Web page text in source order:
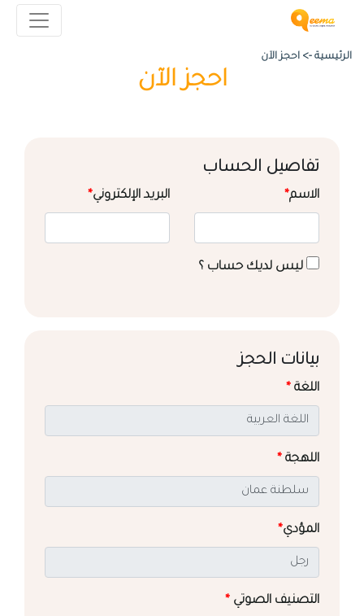
الرئيسية -> احجز الآن
احجز الآن
تفاصيل الحساب
الاسم* البريد الإلكتروني*
ليس لديك حساب ؟
بيانات الحجز
اللغة *
اللهجة *
المؤدي*
التصنيف الصوتي *